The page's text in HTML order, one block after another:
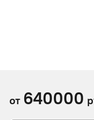
от 640000